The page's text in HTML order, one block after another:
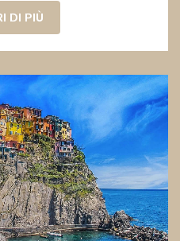
DI PIÙ